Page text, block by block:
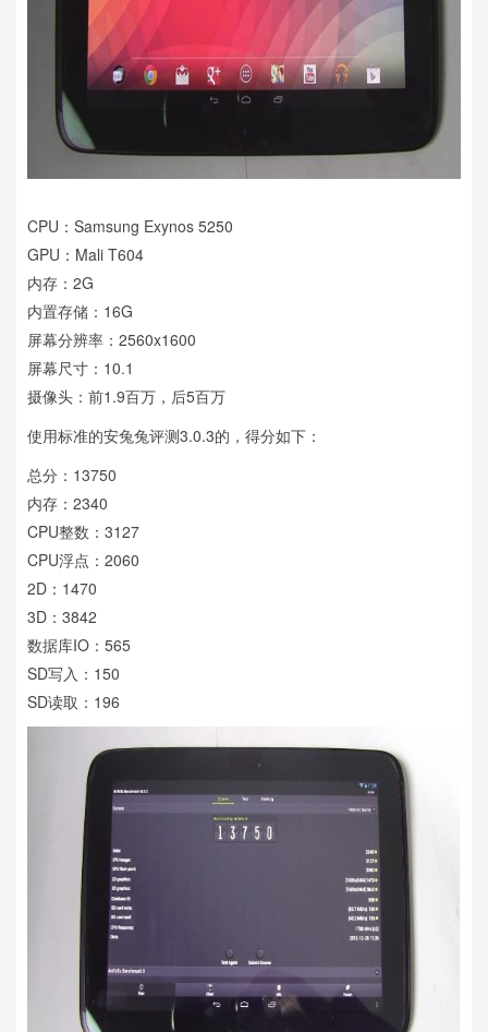
CPU：Samsung Exynos 5250
GPU：Mali T604
内存：2G
内置存储：16G
屏幕分辨率：2560x1600
屏幕尺寸：10.1
摄像头：前1.9百万，后5百万
使用标准的安兔兔评测3.0.3的，得分如下：
总分：13750
内存：2340
CPU整数：3127
CPU浮点：2060
2D：1470
3D：3842
数据库IO：565
SD写入：150
SD读取：196